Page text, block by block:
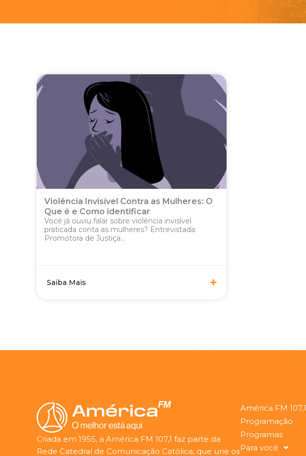
Violência Invisível Contra as Mulheres: O
Que é e Como identificar
Você já ouviu falar sobre violência invisível
praticada conta as mulheres? Entrevistada:
Promotora de Justiça...
Saiba Mais
Criada em 1955, a América FM 107,1 faz parte da
Rede Catedral de Comunicação Católica, que une os
América FM 107,1
Programação
Programas
Para você